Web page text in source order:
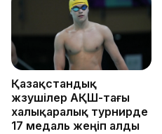
Қазақстандық
жүзушілер АҚШ-тағы
халықаралық турнирде
17 медаль жеңіп алды